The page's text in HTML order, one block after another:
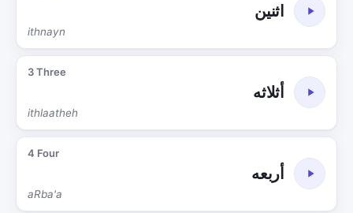
اثنين
ithnayn
3 Three
أثلاثه
ithlaatheh
4 Four
أربعه
aRba'a